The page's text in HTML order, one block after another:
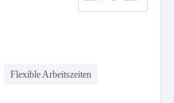
Flexible Arbeitszeiten